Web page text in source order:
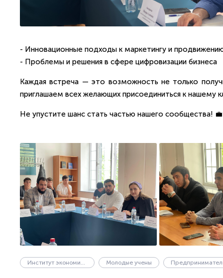
- Инновационные подходы к маркетингу и
- Проблемы и решения в сфере цифровизации бизнеса
Каждая встреча — это возможность не только
приглашаем всех желающих присоединиться к нашему
Не упустите шанс стать частью нашего сообщества!
Институт экономики и финансов Молодые учены